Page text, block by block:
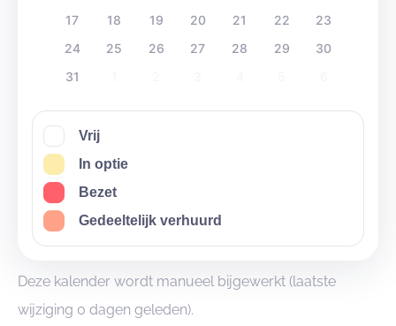
17
18 19 20 21 22
23
24
25 26 27 28 29
30
31
Vrij
In optie
Bezet
Gedeeltelijk verhuurd
Deze kalender wordt manueel bijgewerkt (laatste
wijziging 0 dagen geleden).